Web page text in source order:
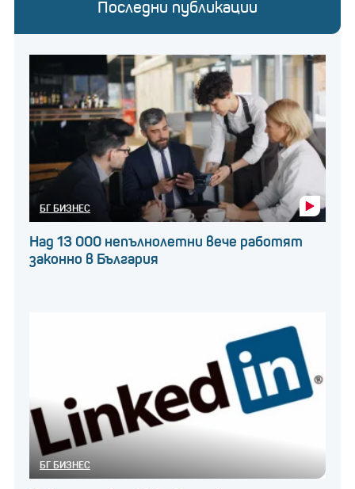
Последни публикации
БГ БИЗНЕС
Над 13 000 непълнолетни вече работят
законно в България
БГ БИЗНЕС